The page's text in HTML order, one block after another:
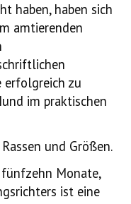
haben, haben sich
amtierenden
erfolgreich zu
im praktischen
und Größen.
Monate,
ist eine